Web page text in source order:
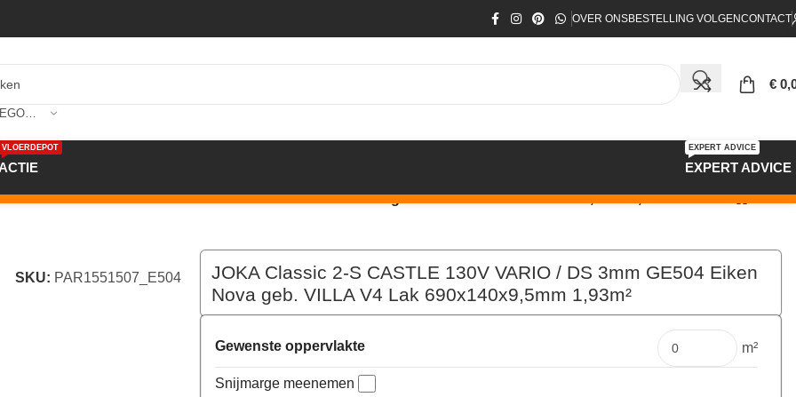
OVER ONSBESTELLING VOLGENCONTACT
€
VLOERDEPOT
EXPERT ADVICE
EXPERT ADVICE
2-S CASTLE 130V VARIO / DS 3mm GE504 Eiken Nova geb. VILLA V4 Lak 690x140x9,5mm 1,93m²
SKU: PAR1551507_E504
JOKA Classic 2-S CASTLE 130V VARIO / DS 3mm GE504 Eiken
Nova geb. VILLA V4 Lak 690x140x9,5mm 1,93m²
€173,69 per pak
Gewenste oppervlakte m²
Snijmarge meenemen